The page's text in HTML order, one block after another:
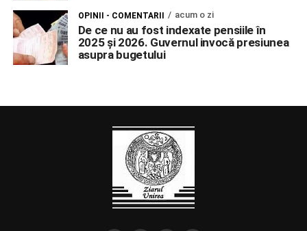
OPINII - COMENTARII acum o zi
De ce nu au fost indexate pensiile în
2025 și 2026. Guvernul invocă presiunea
asupra bugetului